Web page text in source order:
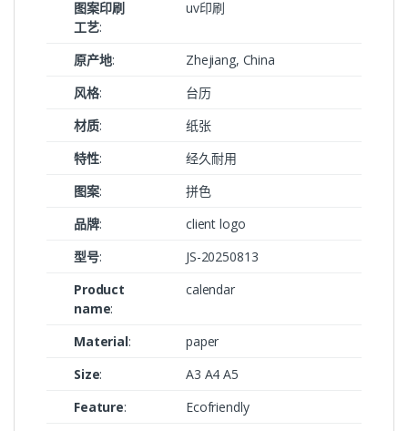
图案印刷
工艺:
uv印刷
原产地:
Zhejiang, China
风格:
台历
材质:
纸张
特性:
经久耐用
图案:
拼色
品牌:
client logo
型号:
JS-20250813
Product
name:
calendar
Material:
paper
Size:
A3 A4 A5
Feature: Ecofriendly